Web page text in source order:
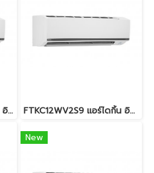
FTKC09WV2S9 แอร์ไดกิ้น อินเวอร์เตอร์ น้ำยา R-32 8,500 BTU. (DAIKIN SUPER SMILE INVERTER II) พร้อมบริการติดตั้ง FTKC12WV2S9 แอร์ไดกิ้น อินเวอร์เตอร์ น้ำยา R-32 11,900 BTU. (DAIKIN SUPER SMILE INVERTER II) พร้อมบริการติดตั้ง
New